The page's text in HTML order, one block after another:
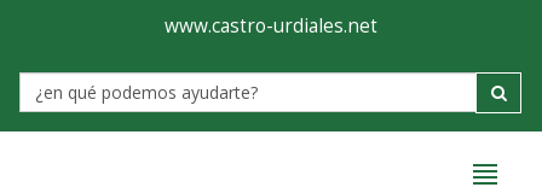
Ayuntamiento
de
Castro-
www.castro-urdiales.net
Label